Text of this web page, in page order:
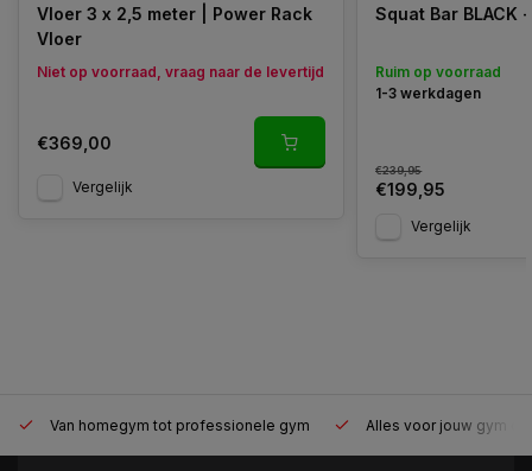
Vloer 3 x 2,5 meter | Power Rack
Vloer
Niet op voorraad, vraag naar de levertijd
€369,00
Vergelijk
Squat Bar BLACK
Ruim op voorraad
1-3 werkdagen
€239,95
€199,95
Vergelijk
Van homegym tot professionele gym Alles voor jouw gym